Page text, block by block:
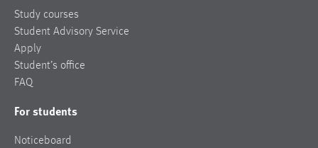
Study courses
Student Advisory Service
Apply
Student’s office
FAQ
For students
Noticeboard